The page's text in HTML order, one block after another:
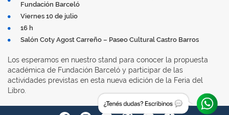
Fundación Barceló
Viernes 10 de julio
16 h
Salón Coty Agost Carreño – Paseo Cultural Castro Barros
Los esperamos en nuestro stand para conocer la propuesta
académica de Fundación Barceló y participar de las
actividades previstas en esta nueva edición de la Feria del
Libro.